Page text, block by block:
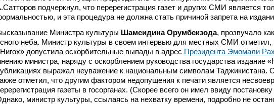
подчеркнул, что перерегистрация газет и других СМИ является
и эта процедура не должна стать причиной запрета на
Министра культуры Шамсидина Орумбекзода, прозвучало
неба. Министр культуры в своем интервью для местных СМИ отметил,
допустила оскорбительные выпады в адрес Президента Эмомали
министра, наряду с оскорблением руководства государства издание
выражал неуважение к национальным символам Таджикистана.
отметил, что другим фактором недопущения к печати является
газеты в госорганах. (Скорее всего он имел ввиду
министр культуры, ссылаясь на нехватку времени, подробно не